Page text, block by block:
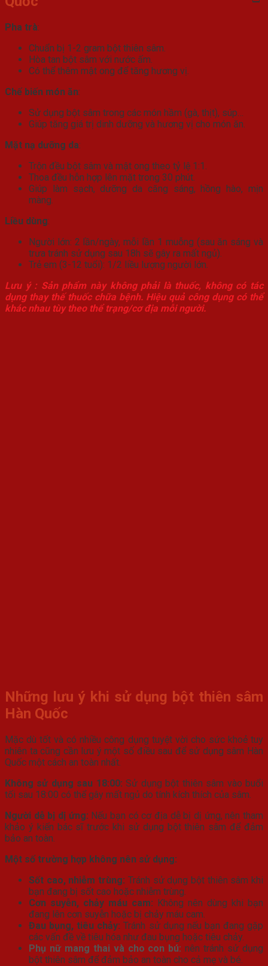
Pha trà:
Chuẩn bị 1-2 gram bột thiên sâm.
Hòa tan bột sâm với nước ấm.
Có thể thêm mật ong để tăng hương vị.
Chế biến món ăn:
Sử dụng bột sâm trong các món hầm (gà, thịt), súp…
Giúp tăng giá trị dinh dưỡng và hương vị cho món ăn.
Mặt nạ dưỡng da:
Trộn đều bột sâm và mật ong theo tỷ lệ 1:1.
Thoa đều hỗn hợp lên mặt trong 30 phút.
Giúp làm sạch, dưỡng da căng sáng, hồng hào, mịn
màng.
Liều dùng:
Người lớn: 2 lần/ngày, mỗi lần 1 muỗng (sau ăn sáng và
trưa tránh sử dụng sau 18h sẽ gây ra mất ngủ).
Trẻ em (3-12 tuổi): 1/2 liều lượng người lớn.
Lưu ý : Sản phẩm này không phải là thuốc, không có tác
dụng thay thế thuốc chữa bệnh. Hiệu quả công dụng có thể
khác nhau tùy theo thể trạng/cơ địa mỗi người.
Những lưu ý khi sử dụng bột thiên sâm
Hàn Quốc
Mặc dù tốt và có nhiều công dụng tuyệt vời cho sức khoẻ tuy
nhiên ta cũng cần lưu ý một số điều sau để sử dụng sâm Hàn
Quốc một cách an toàn nhất.
Không sử dụng sau 18:00: Sử dụng bột thiên sâm vào buổi
tối sau 18:00 có thể gây mất ngủ do tính kích thích của sâm.
Người dễ bị dị ứng: Nếu bạn có cơ địa dễ bị dị ứng, nên tham
khảo ý kiến bác sĩ trước khi sử dụng bột thiên sâm để đảm
bảo an toàn.
Một số trường hợp không nên sử dụng:
Sốt cao, nhiễm trùng: Tránh sử dụng bột thiên sâm khi
bạn đang bị sốt cao hoặc nhiễm trùng.
Cơn suyễn, chảy máu cam: Không nên dùng khi bạn
đang lên cơn suyễn hoặc bị chảy máu cam.
Đau bụng, tiêu chảy: Tránh sử dụng nếu bạn đang gặp
các vấn đề về tiêu hóa như đau bụng hoặc tiêu chảy.
Phụ nữ mang thai và cho con bú:nên tránh sử dụng
bột thiên sâm để đảm bảo an toàn cho cả mẹ và bé.